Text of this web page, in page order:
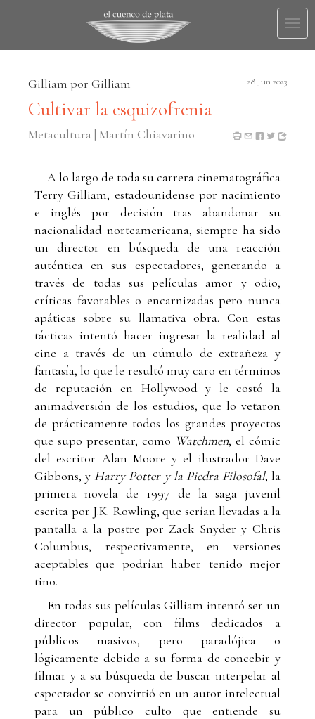
Gilliam por Gilliam 28 Jun 2023
Cultivar la esquizofrenia
Metacultura | Martín Chiavarino
A lo largo de toda su carrera cinematográfica
Terry Gilliam, estadounidense por nacimiento
e inglés por decisión tras abandonar su
nacionalidad norteamericana, siempre ha sido
un director en búsqueda de una reacción
auténtica en sus espectadores, generando a
través de todas sus películas amor y odio,
críticas favorables o encarnizadas pero nunca
apáticas sobre su llamativa obra. Con estas
tácticas intentó hacer ingresar la realidad al
cine a través de un cúmulo de extrañeza y
fantasía, lo que le resultó muy caro en términos
de reputación en Hollywood y le costó la
animadversión de los estudios, que lo vetaron
de prácticamente todos los grandes proyectos
que supo presentar, como Watchmen, el cómic
del escritor Alan Moore y el ilustrador Dave
Gibbons, y Harry Potter y la Piedra Filosofal, la
primera novela de 1997 de la saga juvenil
escrita por J.K. Rowling, que serían llevadas a la
pantalla a la postre por Zack Snyder y Chris
Columbus, respectivamente, en versiones
aceptables que podrían haber tenido mejor
tino.
En todas sus películas Gilliam intentó ser un
director popular, con films dedicados a
públicos masivos, pero paradójica o
lógicamente debido a su forma de concebir y
filmar y a su búsqueda de buscar interpelar al
espectador se convirtió en un autor intelectual
para un público culto que entiende su